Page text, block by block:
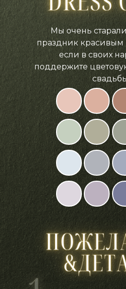
Мы очень
праздник
если в своих
поддержите